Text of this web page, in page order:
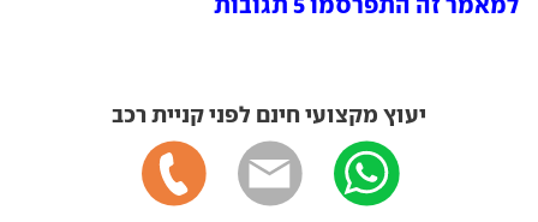
יעוץ מקצועי חינם לפני קניית רכב